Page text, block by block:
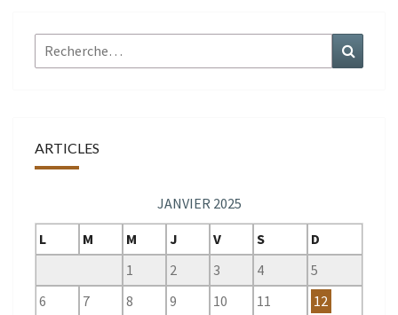
Rechercher :
ARTICLES
JANVIER 2025
L
M M J V S
D
1
2 3 4
5
6
7 8 9 10 11
12